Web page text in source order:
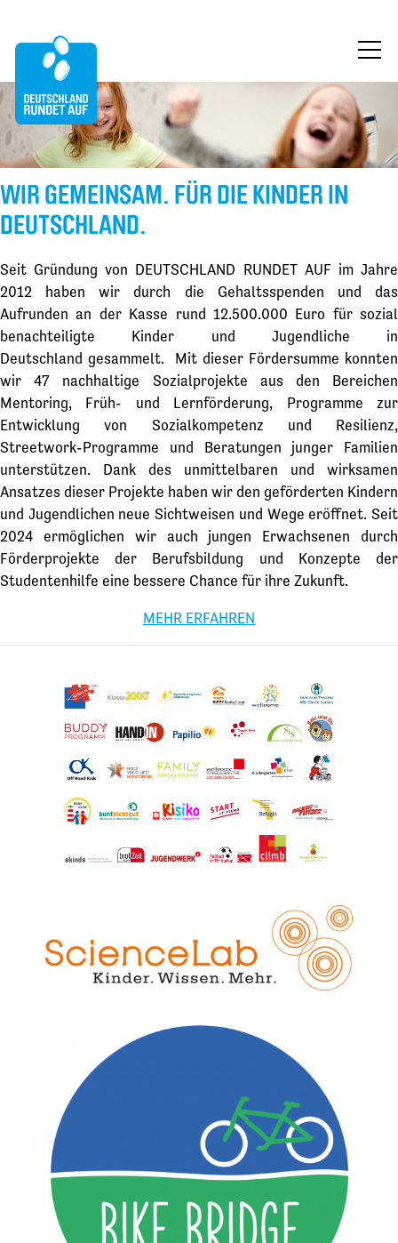
ÜBER UNS
MITMACHEN
FÖRDERUNG
BLOG
KONTAKT
JETZT SPENDEN
WIR GEMEINSAM. FÜR DIE KINDER IN
DEUTSCHLAND.
Seit Gründung von DEUTSCHLAND RUNDET AUF im Jahre
2012 haben wir durch die Gehaltsspenden und das
Aufrunden an der Kasse rund 12.500.000 Euro für sozial
benachteiligte Kinder und Jugendliche in
Deutschland gesammelt. Mit dieser Fördersumme konnten
wir 47 nachhaltige Sozialprojekte aus den Bereichen
Mentoring, Früh- und Lernförderung, Programme zur
Entwicklung von Sozialkompetenz und Resilienz,
Streetwork-Programme und Beratungen junger Familien
unterstützen. Dank des unmittelbaren und wirksamen
Ansatzes dieser Projekte haben wir den geförderten Kindern
und Jugendlichen neue Sichtweisen und Wege eröffnet. Seit
2024 ermöglichen wir auch jungen Erwachsenen durch
Förderprojekte der Berufsbildung und Konzepte der
Studentenhilfe eine bessere Chance für ihre Zukunft.
MEHR ERFAHREN